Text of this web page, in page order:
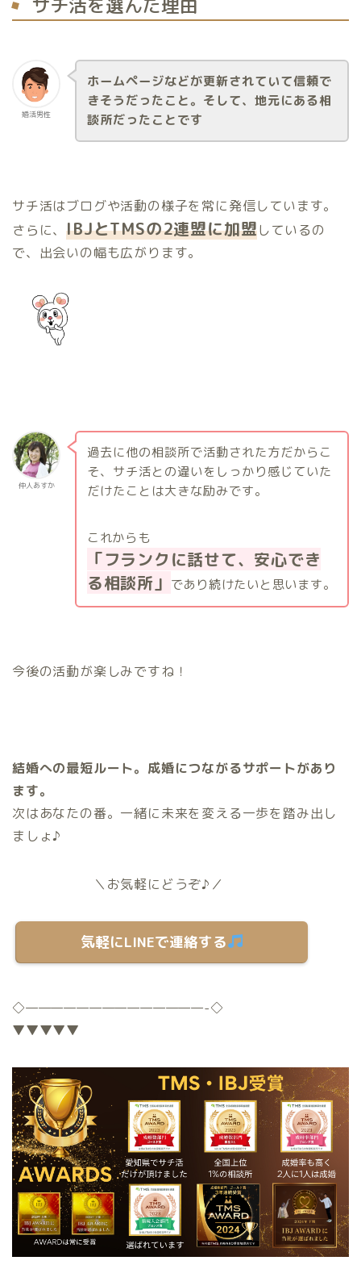
サチ活を選んだ理由
婚活男性
ホームページなどが更新されていて信頼で
きそうだったこと。そして、地元にある相
談所だったことです
サチ活はブログや活動の様子を常に発信しています。
さらに、IBJとTMSの2連盟に加盟しているの
で、出会いの幅も広がります。
仲人あすか
過去に他の相談所で活動された方だからこ
そ、サチ活との違いをしっかり感じていた
だけたことは大きな励みです。
これからも
「フランクに話せて、安心でき
る相談所」 であり続けたいと思います。
今後の活動が楽しみですね！
結婚への最短ルート。成婚につながるサポートがあり
ます。
次はあなたの番。一緒に未来を変える一歩を踏み出し
ましょ♪
＼お気軽にどうぞ♪／
気軽にLINEで連絡する
◇——————————————-◇
▼▼▼▼▼